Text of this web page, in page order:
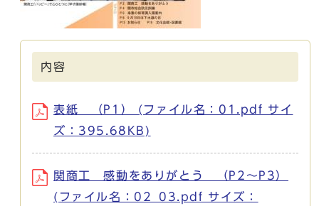
内容
表紙 （P1） (ファイル名：01.pdf サイ
ズ：395.68KB)
関商工 感動をありがとう （P2～P3）
(ファイル名：02_03.pdf サイズ：